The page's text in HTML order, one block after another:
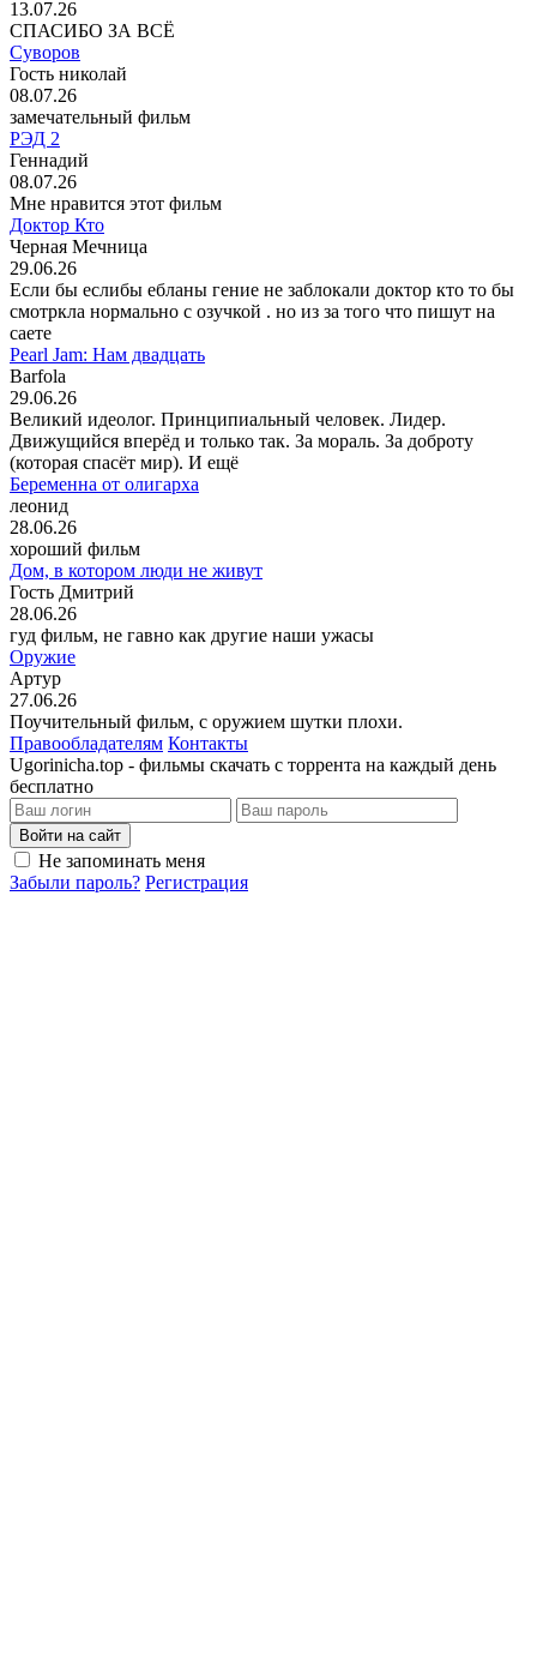
13.07.26
СПАСИБО ЗА ВСЁ
Суворов
Гость николай
08.07.26
замечательный фильм
РЭД 2
Геннадий
08.07.26
Мне нравится этот фильм
Доктор Кто
Черная Мечница
29.06.26
Если бы еслибы ебланы гение не заблокали доктор кто то бы
смотркла нормально с озучкой . но из за того что пишут на
саете
Pearl Jam: Нам двадцать
Barfola
29.06.26
Великий идеолог. Принципиальный человек. Лидер.
Движущийся вперёд и только так. За мораль. За доброту
(которая спасёт мир). И ещё
Беременна от олигарха
леонид
28.06.26
хороший фильм
Дом, в котором люди не живут
Гость Дмитрий
28.06.26
гуд фильм, не гавно как другие наши ужасы
Оружие
Артур
27.06.26
Поучительный фильм, с оружием шутки плохи.
Правообладателям Контакты
Ugorinicha.top - фильмы скачать с торрента на каждый день
бесплатно
Войти на сайт
Не запоминать меня
Забыли пароль? Регистрация